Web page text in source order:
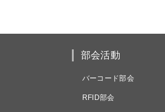
部会活動
バーコード部会
RFID部会